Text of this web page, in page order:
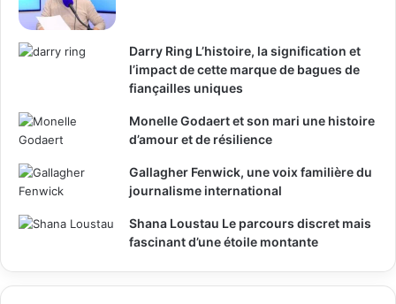
Darry Ring L’histoire, la signification et
l’impact de cette marque de bagues de
fiançailles uniques
Monelle Godaert et son mari une histoire
d’amour et de résilience
Gallagher Fenwick, une voix familière du
journalisme international
Shana Loustau Le parcours discret mais
fascinant d’une étoile montante